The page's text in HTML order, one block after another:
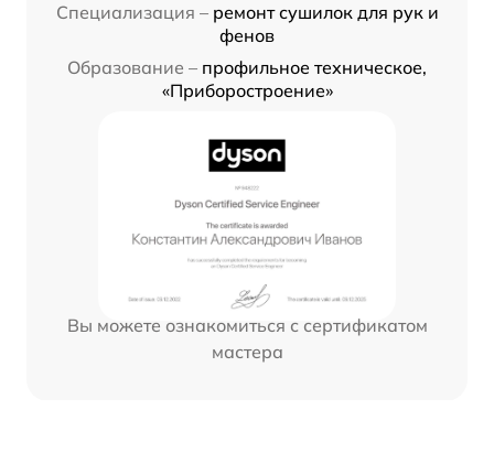
Специализация – ремонт сушилок для рук и
фенов
Образование – профильное техническое,
«Приборостроение»
Вы можете ознакомиться с сертификатом
мастера